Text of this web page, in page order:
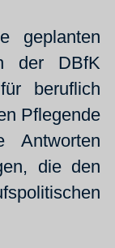
geplanten
der DBfK
beruflich
Pflegende
Antworten
die den